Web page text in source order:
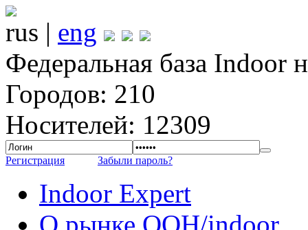
rus | eng
Федеральная база Indoor
Городов: 210
Носителей: 12309
Регистрация Забыли пароль?
Indoor Expert